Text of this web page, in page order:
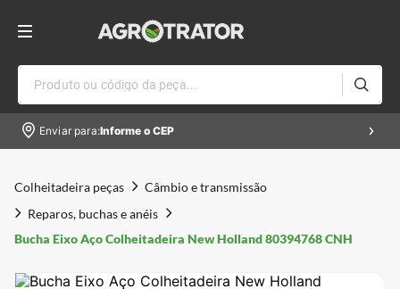
Produto ou código da peça...
Enviar para:Informe o CEP
Colheitadeira peças
Câmbio e transmissão
Reparos, buchas e anéis
Bucha Eixo Aço Colheitadeira New Holland 80394768 CNH